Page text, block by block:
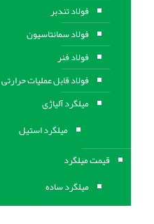
فولاد تندبر
فولاد سمانتاسیون
فولاد فنر
فولاد قابل عملیات حرارتی
ميلگرد آلیاژی
میلگرد استیل
قیمت میلگرد
میلگرد ساده